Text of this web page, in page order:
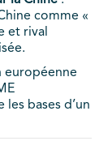
comme «
et rival
européenne
bases d’un